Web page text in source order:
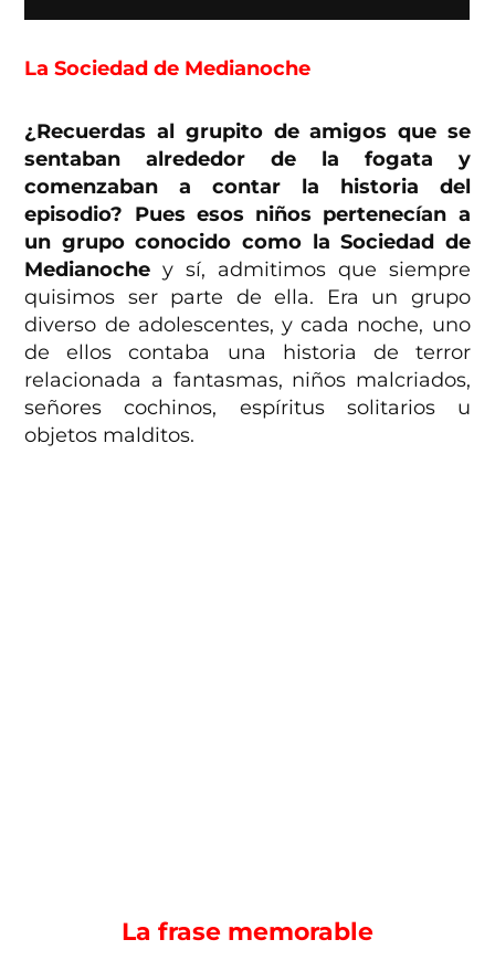
La Sociedad de Medianoche
¿Recuerdas al grupito de amigos que se
sentaban alrededor de la fogata y
comenzaban a contar la historia del
episodio? Pues esos niños pertenecían a
un grupo conocido como la Sociedad de
Medianochey sí, admitimos que siempre
quisimos ser parte de ella. Era un grupo
diverso de adolescentes, y cada noche, uno
de ellos contaba una historia de terror
relacionada a fantasmas, niños malcriados,
señores cochinos, espíritus solitarios u
objetos malditos.
La frase memorable